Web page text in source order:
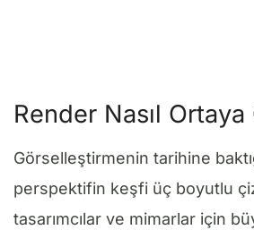
Render Nasıl Ortaya
Görselleştirmenin tarihine
perspektifin keşfi üç boyutlu
tasarımcılar ve mimarlar için